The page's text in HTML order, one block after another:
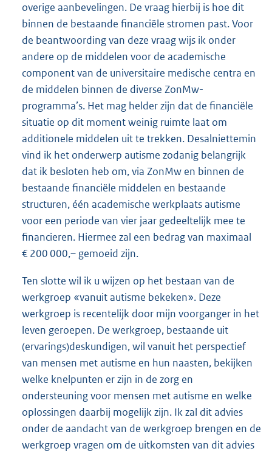
overige aanbevelingen. De vraag hierbij is hoe dit
binnen de bestaande financiële stromen past. Voor
de beantwoording van deze vraag wijs ik onder
andere op de middelen voor de academische
component van de universitaire medische centra en
de middelen binnen de diverse ZonMw-
programma’s. Het mag helder zijn dat de financiële
situatie op dit moment weinig ruimte laat om
additionele middelen uit te trekken. Desalniettemin
vind ik het onderwerp autisme zodanig belangrijk
dat ik besloten heb om, via ZonMw en binnen de
bestaande financiële middelen en bestaande
structuren, één academische werkplaats autisme
voor een periode van vier jaar gedeeltelijk mee te
financieren. Hiermee zal een bedrag van maximaal
€ 200 000,– gemoeid zijn.
Ten slotte wil ik u wijzen op het bestaan van de
werkgroep «vanuit autisme bekeken». Deze
werkgroep is recentelijk door mijn voorganger in het
leven geroepen. De werkgroep, bestaande uit
(ervarings)deskundigen, wil vanuit het perspectief
van mensen met autisme en hun naasten, bekijken
welke knelpunten er zijn in de zorg en
ondersteuning voor mensen met autisme en welke
oplossingen daarbij mogelijk zijn. Ik zal dit advies
onder de aandacht van de werkgroep brengen en de
werkgroep vragen om de uitkomsten van dit advies